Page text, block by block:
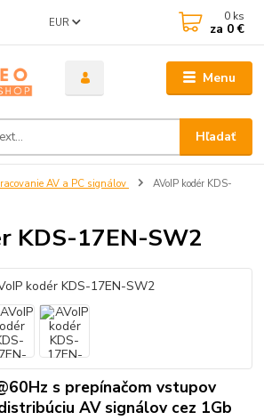
Menu
EUR
Hľadať
0 ks
za 0 €
AV a PC signálov
AVoIP kodér KDS-
KDS-17EN-SW2
s prepínačom vstupov
AV signálov cez 1Gb